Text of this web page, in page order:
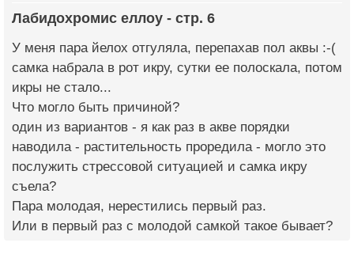
Лабидохромис еллоу - стр. 6
У меня пара йелох отгуляла, перепахав пол аквы :-(
самка набрала в рот икру, сутки ее полоскала, потом
икры не стало...
Что могло быть причиной?
один из вариантов - я как раз в акве порядки
наводила - растительность проредила - могло это
послужить стрессовой ситуацией и самка икру
съела?
Пара молодая, нерестились первый раз.
Или в первый раз с молодой самкой такое бывает?